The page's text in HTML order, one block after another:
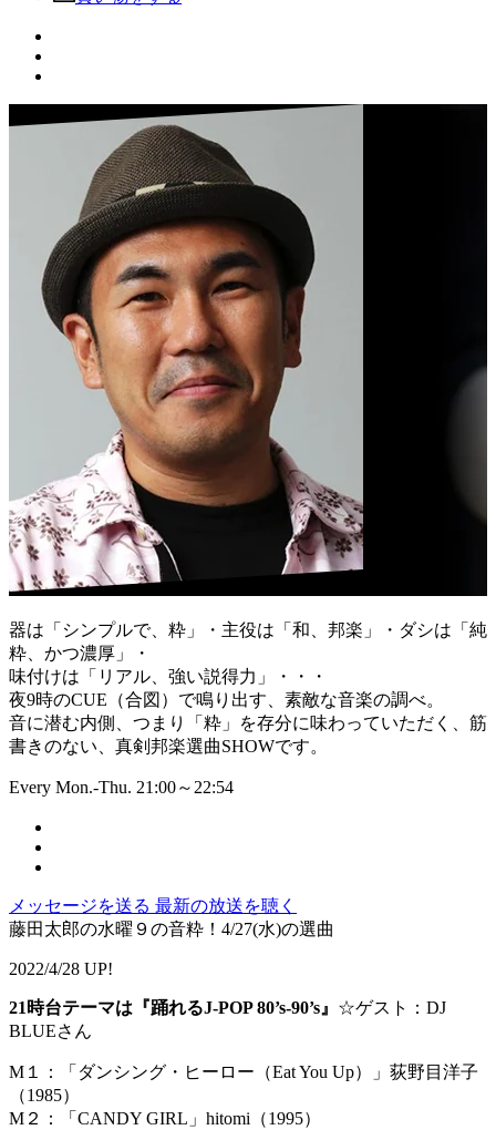
器は「シンプルで、粋」・主役は「和、邦楽」・ダシは「純
粋、かつ濃厚」・
味付けは「リアル、強い説得力」・・・
夜9時のCUE（合図）で鳴り出す、素敵な音楽の調べ。
音に潜む内側、つまり「粋」を存分に味わっていただく、筋
書きのない、真剣邦楽選曲SHOWです。
Every Mon.-Thu. 21:00～22:54
メッセージを送る 最新の放送を聴く
藤田太郎の水曜９の音粋！4/27(水)の選曲
2022/4/28 UP!
21時台テーマは『踊れるJ-POP 80’s-90’s』 ☆ゲスト：DJ
BLUEさん
M１：「ダンシング・ヒーロー（Eat You Up）」荻野目洋子
（1985）
M２：「CANDY GIRL」hitomi（1995）